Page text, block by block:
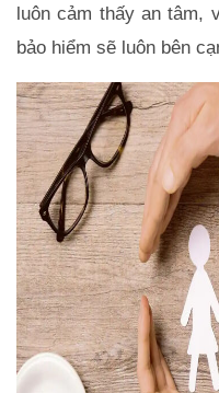
luôn cảm thấy an tâm,
bảo hiểm sẽ luôn bên